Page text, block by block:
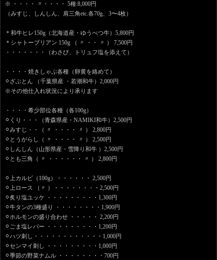
※ ・・・・ 〃・・・・ 5種:8,000円
（みすじ、しんしん、肩三角etc.各70g、3〜4枚）
＊和牛ヒレ150g（北海道産・ゆうべつ牛）5,800円
＊シャトーブリアン 150g （ 〃 ・・ 〃 ） 7,500円
・・・・・・・（わさび、トリュフ塩を添えて）
・・・・焼きしゃぶ各種（卵黄を絡めて）
⚪︎ざぶとん （千葉県産 ・若潮和牛）2,000円
※その他仕入れ状況により承ります
・・・・希少部位各種（各100g）
⚪︎くり・・・（青森県産・NAMIKI和牛）2,500円
⚪︎みすじ・・（ 〃 ・・・・ 〃 ） 2,800円
⚪︎とうがらし（ 〃 ・・・・ 〃 ） 2,500円
⚪︎しんしん（山形県産・雪降り和牛 ）2,500円
⚪︎とも三角（ 〃 ・・・・・・ 〃 ） 2,800円
⚪︎上カルビ（100g）・・・・・・ 2,500円
⚪︎上ロース （〃 ）・・・・・・・・2,500円
⚪︎炙り塩ユッケ ・・・・・・・・・1,300円
⚪︎牛タンの3種盛り ・・・・・・・・1,900円
⚪︎ホルモンの盛り合わせ ・・・・・ 2,200円
⚪︎ごま塩レバー ・・・・・・・・・1,200円
⚪︎ハツ刺し・・・・・・・・・・・・1,000円
⚪︎センマイ刺し ・・・・・・・・・1,000円
⚪︎季節の野菜ナムル ・・・・・・・・700円